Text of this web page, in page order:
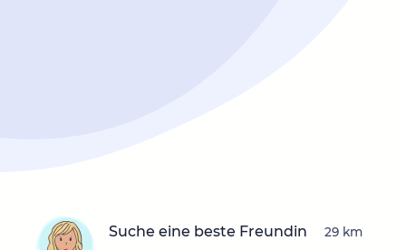
Suche eine beste Freundin 29 km